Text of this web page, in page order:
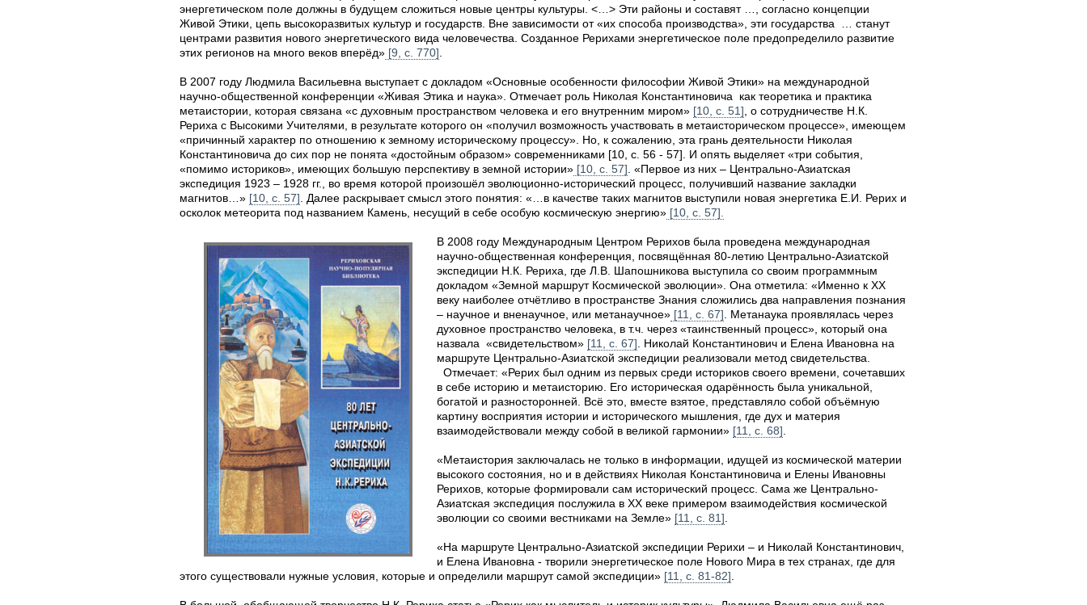
энергетическом поле должны в будущем сложиться новые центры культуры. <…> Эти районы и составят …, согласно концепции
Живой Этики, цепь высокоразвитых культур и государств. Вне зависимости от «их способа производства», эти государства … станут
центрами развития нового энергетического вида человечества. Созданное Рерихами энергетическое поле предопределило развитие
этих регионов на много веков вперёд» [9, с. 770]
В 2007 году Людмила Васильевна выступает с докладом «Основные особенности философии Живой Этики» на международной
научно-общественной конференции «Живая Этика и наука». Отмечает роль Николая Константиновича как теоретика и практика
метаистории, которая связана «с духовным пространством человека и его внутренним миром» [10, с. 51] , о сотрудничестве Н.К.
Рериха с Высокими Учителями, в результате которого он «получил возможность участвовать в метаисторическом процессе», имеющем
«причинный характер по отношению к земному историческому процессу». Но, к сожалению, эта грань деятельности Николая
Константиновича до сих пор не понята «достойным образом» современниками [10, с. 56 - 57]. И опять выделяет «три события,
«помимо историков», имеющих большую перспективу в земной истории» [10, с. 57] . «Первое из них – Центрально-Азиатская
экспедиция 1923 – 1928 гг., во время которой произошёл эволюционно-исторический процесс, получивший название закладки
магнитов…» [10, с. 57] . Далее раскрывает смысл этого понятия: «…в качестве таких магнитов выступили новая энергетика Е.И. Рерих и
осколок метеорита под названием Камень, несущий в себе особую космическую энергию» [10, с. 57].
В 2008 году Международным Центром Рерихов была проведена международная
научно-общественная конференция, посвящённая 80-летию Центрально-Азиатской
экспедиции Н.К. Рериха, где Л.В. Шапошникова выступила со своим программным
докладом «Земной маршрут Космической эволюции». Она отметила: «Именно к XX
веку наиболее отчётливо в пространстве Знания сложились два направления познания
– научное и вненаучное, или метанаучное» [11, с. 67] . Метанаука проявлялась через
духовное пространство человека, в т.ч. через «таинственный процесс», который она
назвала «свидетельством» [11, c. 67] . Николай Константинович и Елена Ивановна на
маршруте Центрально-Азиатской экспедиции реализовали метод свидетельства.
Отмечает: «Рерих был одним из первых среди историков своего времени, сочетавших
в себе историю и метаисторию. Его историческая одарённость была уникальной,
богатой и разносторонней. Всё это, вместе взятое, представляло собой объёмную
картину восприятия истории и исторического мышления, где дух и материя
взаимодействовали между собой в великой гармонии» [11, с. 68]
«Метаистория заключалась не только в информации, идущей из космической материи
высокого состояния, но и в действиях Николая Константиновича и Елены Ивановны
Рерихов, которые формировали сам исторический процесс. Сама же Центрально-
Азиатская экспедиция послужила в XX веке примером взаимодействия космической
эволюции со своими вестниками на Земле» [11, с. 81]
«На маршруте Центрально-Азиатской экспедиции Рерихи – и Николай Константинович,
и Елена Ивановна - творили энергетическое поле Нового Мира в тех странах, где для
этого существовали нужные условия, которые и определили маршрут самой экспедиции» [11, с. 81-82]